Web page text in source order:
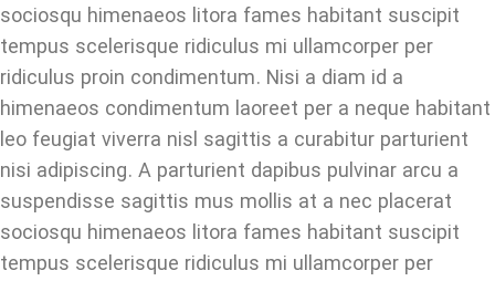
sociosqu himenaeos litora fames habitant suscipit
tempus scelerisque ridiculus mi ullamcorper per
ridiculus proin condimentum. Nisi a diam id a
himenaeos condimentum laoreet per a neque habitant
leo feugiat viverra nisl sagittis a curabitur parturient
nisi adipiscing. A parturient dapibus pulvinar arcu a
suspendisse sagittis mus mollis at a nec placerat
sociosqu himenaeos litora fames habitant suscipit
tempus scelerisque ridiculus mi ullamcorper per